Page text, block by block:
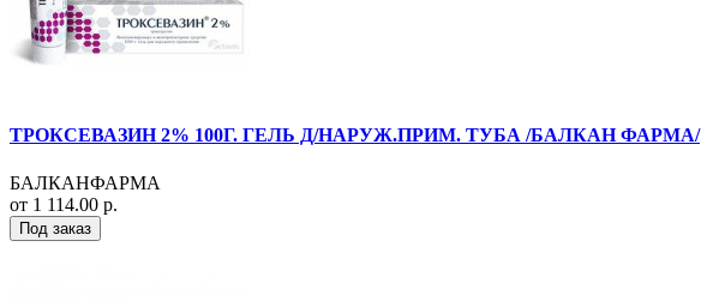
ТРОКСЕВАЗИН 2% 100Г. ГЕЛЬ Д/НАРУЖ.ПРИМ. ТУБА /БАЛКАН ФАРМА/
БАЛКАНФАРМА
от 1 114.00 р.
Под заказ